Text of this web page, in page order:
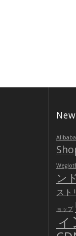
Weglot
ンド
スト
ョップ